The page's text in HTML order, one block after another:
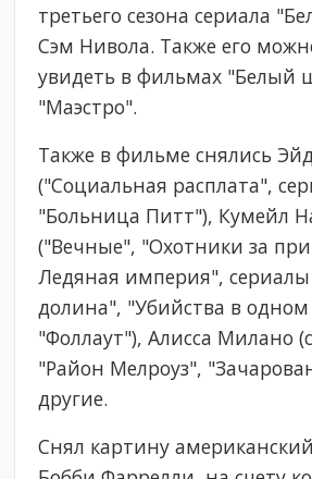
третьего сезона сериала
Сэм Нивола. Также его
увидеть в фильмах "Белый
"Маэстро".
Также в фильме снялись
("Социальная расплата",
"Больница Питт"), Кумейл
("Вечные", "Охотники за
Ледяная империя",
долина", "Убийства в
"Фоллаут"), Алисса Милано
"Район Мелроуз",
другие.
Снял картину